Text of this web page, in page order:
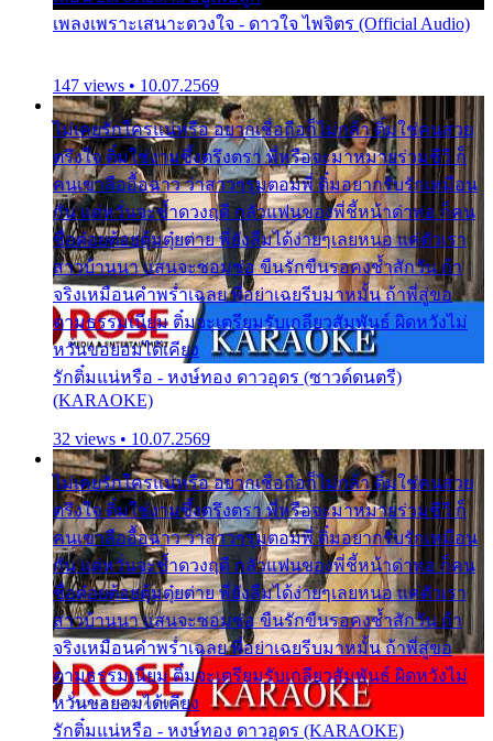
เพลงเพราะเสนาะดวงใจ - ดาวใจ ไพจิตร (Official Audio)
147 views • 10.07.2569
ไม่เคยรักใครแน่หรือ อยากเชื่อถือก็ไม่กล้า ติ๋มใช่คนสวย
ตรึงใจ ติ๋มใช่งามซึ้งตรึงตรา พี่หรือจะมาหมายร่วมชีวี ก็
คนเขาลืออื้อฉาว ว่าสาวๆรุมตอมพี่ ติ๋มอยากรับรักเหมือน
กัน แต่หวั่นจะช้ำดวงฤดี กลัวแฟนของพี่ชี้หน้าด่าทอ ก็คน
ชื่อต๋อยต้อยตุ้มตุ๋ยต่าย พี่ยังลืมได้ง่ายๆเลยหนอ แค่ตัวเรา
สาวบ้านนา แสนจะซอมซ่อ ขืนรักขืนรอคงช้ำสักวัน ถ้า
จริงเหมือนคำพร่ำเฉลย พี่อย่าเฉยรีบมาหมั้น ถ้าพี่สู่ขอ
ตามธรรมเนียม ติ๋มจะเตรียมรับเกลียวสัมพันธ์ ผิดหวังไม่
หวั่นขอยอมได้เคียง
รักติ๋มแน่หรือ - หงษ์ทอง ดาวอุดร (ซาวด์ดนตรี)
(KARAOKE)
32 views • 10.07.2569
ไม่เคยรักใครแน่หรือ อยากเชื่อถือก็ไม่กล้า ติ๋มใช่คนสวย
ตรึงใจ ติ๋มใช่งามซึ้งตรึงตรา พี่หรือจะมาหมายร่วมชีวี ก็
คนเขาลืออื้อฉาว ว่าสาวๆรุมตอมพี่ ติ๋มอยากรับรักเหมือน
กัน แต่หวั่นจะช้ำดวงฤดี กลัวแฟนของพี่ชี้หน้าด่าทอ ก็คน
ชื่อต๋อยต้อยตุ้มตุ๋ยต่าย พี่ยังลืมได้ง่ายๆเลยหนอ แค่ตัวเรา
สาวบ้านนา แสนจะซอมซ่อ ขืนรักขืนรอคงช้ำสักวัน ถ้า
จริงเหมือนคำพร่ำเฉลย พี่อย่าเฉยรีบมาหมั้น ถ้าพี่สู่ขอ
ตามธรรมเนียม ติ๋มจะเตรียมรับเกลียวสัมพันธ์ ผิดหวังไม่
หวั่นขอยอมได้เคียง
รักติ๋มแน่หรือ - หงษ์ทอง ดาวอุดร (KARAOKE)